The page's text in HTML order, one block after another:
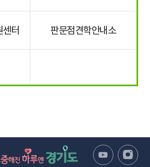
터 판문점견학안내소